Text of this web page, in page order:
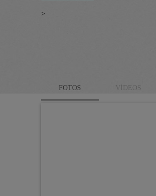
>
FOTOS VÍDEOS